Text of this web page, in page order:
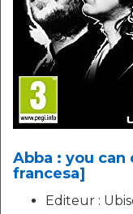
Abba : you
francesa]
Editeur :